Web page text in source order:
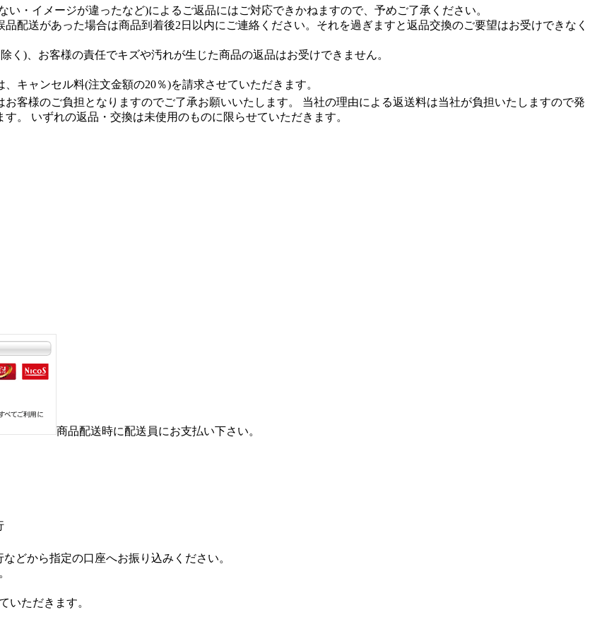
い・イメージが違ったなど)によるご返品にはご対応できかねますので、予めご了承ください。
配送があった場合は商品到着後2日以内にご連絡ください。それを過ぎますと返品交換のご要望はお受けできなく
く)、お客様の責任でキズや汚れが生じた商品の返品はお受けできません。
キャンセル料(注文金額の20％)を請求させていただきます。
客様のご負担となりますのでご了承お願いいたします。 当社の理由による返送料は当社が負担いたしますので発
。 いずれの返品・交換は未使用のものに限らせていただきます。
商品配送時に配送員にお支払い下さい。
どから指定の口座へお振り込みください。
いただきます。